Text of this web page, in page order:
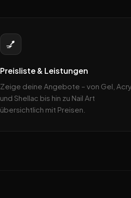
💅
Preisliste & Leistungen
Zeige deine Angebote – von Gel,
und Shellac bis hin zu Nail Art
übersichtlich mit Preisen.